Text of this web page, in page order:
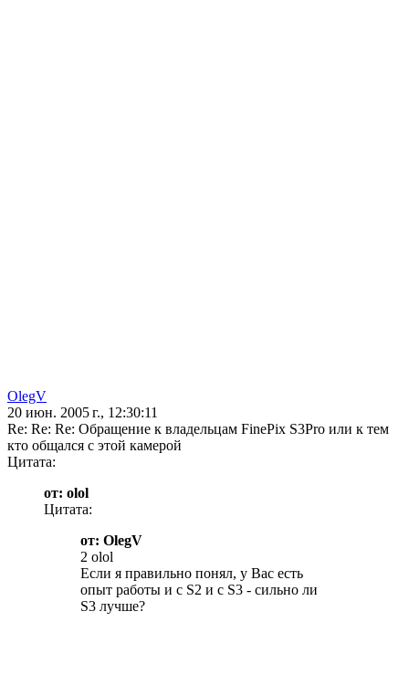
OlegV
20 июн. 2005 г., 12:30:11
Re: Re: Re: Обращение к владельцам FinePix S3Pro или к тем
кто общался с этой камерой
Цитата:
от: olol
Цитата:
от: OlegV
2 olol
Если я правильно понял, у Вас есть
опыт работы и с S2 и с S3 - сильно ли
S3 лучше?